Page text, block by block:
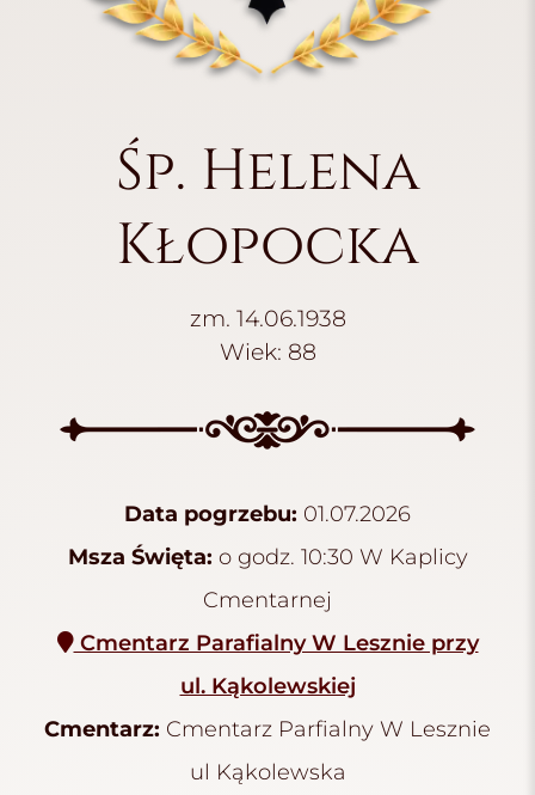
Śp. Helena
Kłopocka
zm. 14.06.1938
Wiek: 88
Data pogrzebu: 01.07.2026
Msza Święta: o godz. 10:30 W Kaplicy
Cmentarnej
Cmentarz Parafialny W Lesznie przy
ul. Kąkolewskiej
Cmentarz: Cmentarz Parfialny W Lesznie
ul Kąkolewska